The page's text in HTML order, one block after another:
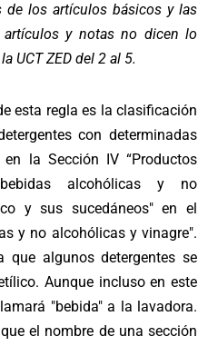
de los artículos básicos y las
y notas no dicen lo
UCT ZED del 2 al 5.
esta regla es la clasificación
con determinadas
la Sección IV “Productos
bebidas alcohólicas y no
y sus sucedáneos" en el
y no alcohólicas y vinagre".
que algunos detergentes se
Aunque incluso en este
"bebida" a la lavadora.
el nombre de una sección